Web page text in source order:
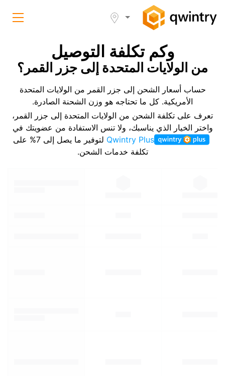
وكم تكلفة التوصيل
من الولايات المتحدة إلى جزر القمر؟
حساب أسعار الشحن إلى جزر القمر من الولايات المتحدة
الأمريكية. كل ما تحتاجه هو وزن الشحنة الصادرة.
تعرف على تكلفة الشحن من الولايات المتحدة إلى جزر القمر،
واختر الخيار الذي يناسبك، ولا تنس الاستفادة من عضويتك في
Qwintry Plus
لتوفير ما يصل إلى 7% على
تكلفة خدمات الشحن.